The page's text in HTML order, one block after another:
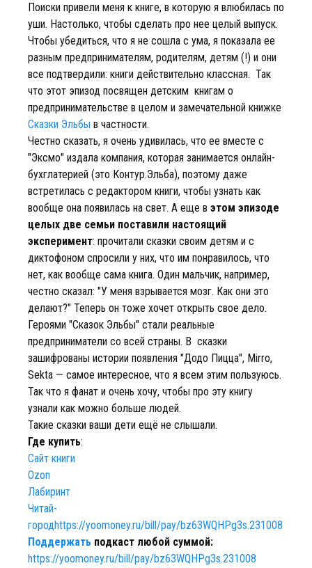
Поиски привели меня к книге, в которую я влюбилась по
уши. Настолько, чтобы сделать про нее целый выпуск.
Чтобы убедиться, что я не сошла с ума, я показала ее
разным предпринимателям, родителям, детям (!) и они
все подтвердили: книги действительно классная. Так
что этот эпизод посвящен детским книгам о
предпринимательстве в целом и замечательной книжке
Сказки Эльбы в частности.
Честно сказать, я очень удивилась, что ее вместе с
"Эксмо" издала компания, которая занимается онлайн-
бухглатерией (это Контур.Эльба), поэтому даже
встретилась с редактором книги, чтобы узнать как
вообще она появилась на свет. А еще в этом эпизоде
целых две семьи поставили настоящий
эксперимент: прочитали сказки своим детям и с
диктофоном спросили у них, что им понравилось, что
нет, как вообще сама книга. Один мальчик, например,
честно сказал: "У меня взрывается мозг. Как они это
делают?" Теперь он тоже хочет открыть свое дело.
Героями "Сказок Эльбы" стали реальные
предприниматели со всей страны. В сказки
зашифрованы истории появления "Додо Пицца", Mirro,
Sekta — самое интересное, что я всем этим пользуюсь.
Так что я фанат и очень хочу, чтобы про эту книгу
узнали как можно больше людей.
Такие сказки ваши дети ещё не слышали.
Где купить:
Сайт книги
Ozon
Лабиринт
Читай-
городhttps://yoomoney.ru/bill/pay/bz63WQHPg3s.231008
Поддержать подкаст любой суммой:
https://yoomoney.ru/bill/pay/bz63WQHPg3s.231008